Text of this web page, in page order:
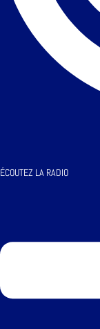
ÉCOUTEZ LA RADIO